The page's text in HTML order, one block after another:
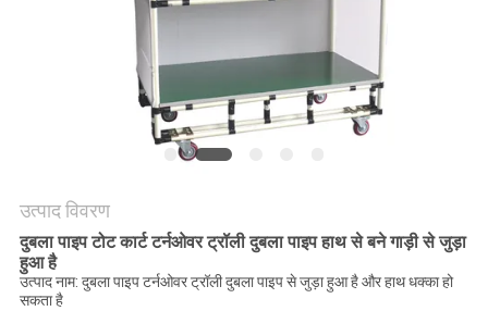
PRIVACY
POLICY
उत्पाद विवरण
दुबला पाइप टोट कार्ट टर्नओवर ट्रॉली दुबला पाइप हाथ से बने गाड़ी से जुड़ा
हुआ है
उत्पाद नाम: दुबला पाइप टर्नओवर ट्रॉली दुबला पाइप से जुड़ा हुआ है और हाथ धक्का हो
सकता है